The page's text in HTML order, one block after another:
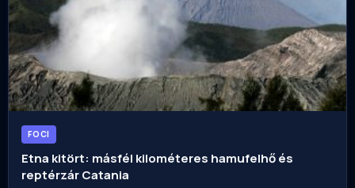
FOCI
Etna kitört: másfél kilométeres hamufelhő és
reptérzár Catania